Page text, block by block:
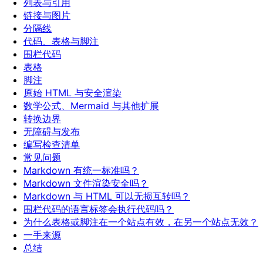
列表与引用
链接与图片
分隔线
代码、表格与脚注
围栏代码
表格
脚注
原始 HTML 与安全渲染
数学公式、Mermaid 与其他扩展
转换边界
无障碍与发布
编写检查清单
常见问题
Markdown 有统一标准吗？
Markdown 文件渲染安全吗？
Markdown 与 HTML 可以无损互转吗？
围栏代码的语言标签会执行代码吗？
为什么表格或脚注在一个站点有效，在另一个站点无效？
一手来源
总结